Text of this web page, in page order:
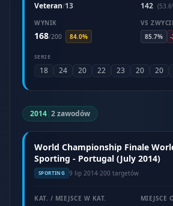
Veteran/13 142
WYNIK
168/200 84.0%
VS
85.7%
SERIE
18 24 20 22 23 20 20
2014|2 zawodów
World Championship Finale
Sporting - Portugal (July 2014)
SPORTING 9 lip 2014·200 targetów
KAT. / MIEJSCE W KAT. MIEJSCE